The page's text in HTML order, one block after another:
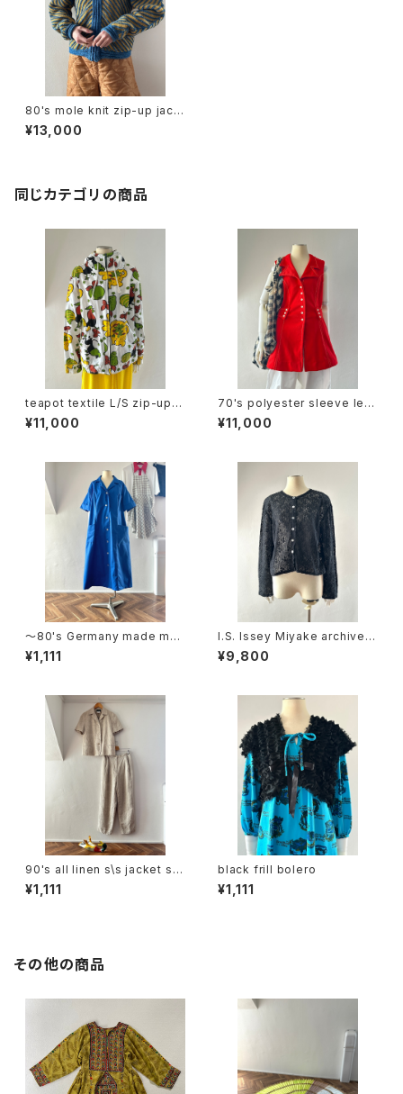
80's mole knit zip-up jack
et
¥13,000
同じカテゴリの商品
teapot textile L/S zip-up h
oodie
¥11,000
70's polyester sleeve les
s tops
¥11,000
〜80's Germany made me
dical dress
¥1,111
I.S. Issey Miyake archive c
otton lace cardigan
¥9,800
90's all linen s\s jacket set
up
¥1,111
black frill bolero
¥1,111
その他の商品